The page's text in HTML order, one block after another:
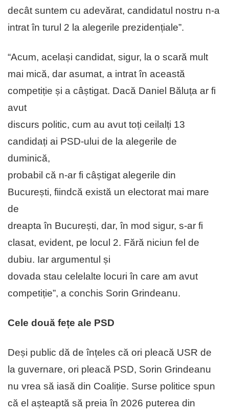
decât suntem cu adevărat, candidatul nostru n-a
intrat în turul 2 la alegerile prezidențiale”.
“Acum, același candidat, sigur, la o scară mult
mai mică, dar asumat, a intrat în această
competiție și a câștigat. Dacă Daniel Băluța ar fi
avut
discurs politic, cum au avut toți ceilalți 13
candidați ai PSD-ului de la alegerile de
duminică,
probabil că n-ar fi câștigat alegerile din
București, fiindcă există un electorat mai mare
de
dreapta în București, dar, în mod sigur, s-ar fi
clasat, evident, pe locul 2. Fără niciun fel de
dubiu. Iar argumentul și
dovada stau celelalte locuri în care am avut
competiție”, a conchis Sorin Grindeanu.
Cele două fețe ale PSD
Deși public dă de înțeles că ori pleacă USR de
la guvernare, ori pleacă PSD, Sorin Grindeanu
nu vrea să iasă din Coaliție. Surse politice spun
că el așteaptă să preia în 2026 puterea din